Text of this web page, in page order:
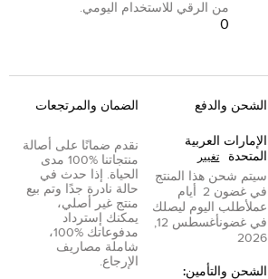
من الرقي للاستخدام اليومي.
0
الشحن والدفع
الإمارات العربية
المتحدة
تغيير
سيتم شحن هذا المنتج
في غضون 2
أيام
عملأطلب اليوم ليصلك
في غضون
أغسطس 12,
2026
الشحن والتأمين:
الضمان والمرتجعات
نقدم ضمانًا على أصالة
منتجاتنا %100 مدى
الحياة. إذا حدث في
حالة نادرة جدًا وتم بيع
منتج غير أصلي،
يمكنك إسترداد
مدفوعاتك %100،
شاملة مصاريف
الإرجاع.